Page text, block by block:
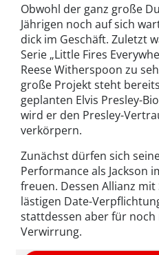
Obwohl der ganz große
Jährigen noch auf sich
dick im Geschäft. Zuletzt
Serie „Little Fires
Reese Witherspoon zu
große Projekt steht
geplanten Elvis Presley-
wird er den Presley-
verkörpern.
Zunächst dürfen sich
Performance als Jackson
freuen. Dessen Allianz
lästigen Date-
stattdessen aber für
Verwirrung.